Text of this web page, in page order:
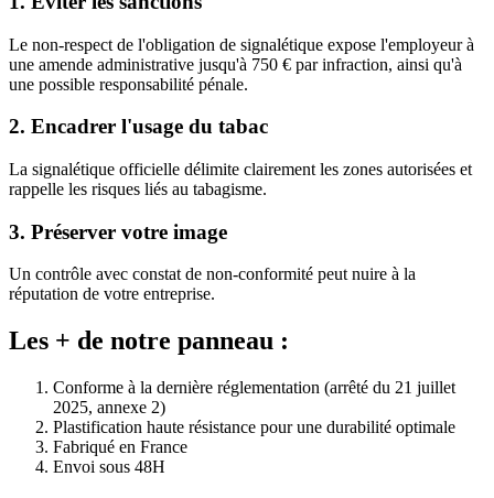
Le non-respect de l'obligation de signalétique expose l'employeur à
une amende administrative jusqu'à 750 € par infraction, ainsi qu'à
une possible responsabilité pénale.
2. Encadrer l'usage du tabac
La signalétique officielle délimite clairement les zones autorisées et
rappelle les risques liés au tabagisme.
3. Préserver votre image
Un contrôle avec constat de non-conformité peut nuire à la
réputation de votre entreprise.
Les + de notre panneau :
Conforme à la dernière réglementation (arrêté du 21 juillet
2025, annexe 2)
Plastification haute résistance pour une durabilité optimale
Fabriqué en France
Envoi sous 48H